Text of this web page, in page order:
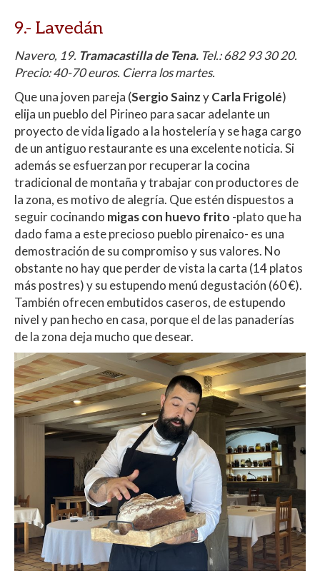
9.- Lavedán
Navero, 19. Tramacastilla de Tena. Tel.: 682 93 30 20.
Precio: 40-70 euros. Cierra los martes.
Que una joven pareja (Sergio SainzyCarla Frigolé)
elija un pueblo del Pirineo para sacar adelante un
proyecto de vida ligado a la hostelería y se haga cargo
de un antiguo restaurante es una excelente noticia. Si
además se esfuerzan por recuperar la cocina
tradicional de montaña y trabajar con productores de
la zona, es motivo de alegría. Que estén dispuestos a
seguir cocinando migas con huevo frito -plato que ha
dado fama a este precioso pueblo pirenaico- es una
demostración de su compromiso y sus valores. No
obstante no hay que perder de vista la carta (14 platos
más postres) y su estupendo menú degustación (60 €).
También ofrecen embutidos caseros, de estupendo
nivel y pan hecho en casa, porque el de las panaderías
de la zona deja mucho que desear.